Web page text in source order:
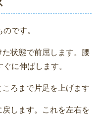
です。
状態で前屈します。腰
に伸ばします。
ろまで片足を上げます
します。これを左右を